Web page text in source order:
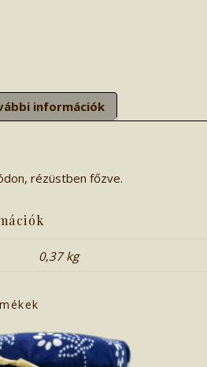
információk
rézüstben főzve.
0,37 kg